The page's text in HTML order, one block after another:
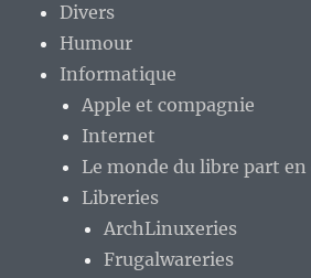
Divers
Humour
Informatique
Apple et compagnie
Internet
Le monde du libre part en
Libreries
ArchLinuxeries
Frugalwareries